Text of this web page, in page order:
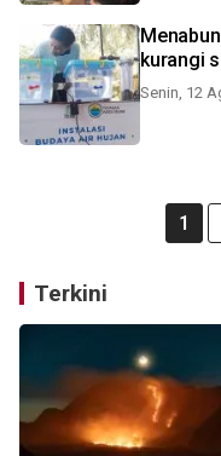
kurangi
Senin, 12
1
Terkini